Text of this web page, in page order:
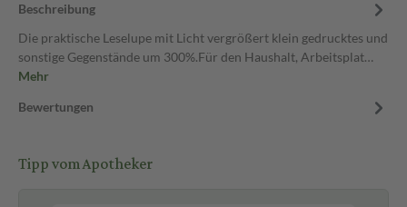
Beschreibung
Die praktische Leselupe mit Licht vergrößert klein gedrucktes und
sonstige Gegenstände um 300%.Für den Haushalt, Arbeitsplat…
Mehr
Bewertungen
Tipp vom Apotheker